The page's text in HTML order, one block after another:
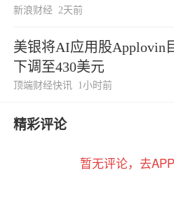
新浪财经 2天前
美银将AI应用股Applovin
下调至430美元
顶端财经快讯 1小时前
精彩评论
暂无评论，去